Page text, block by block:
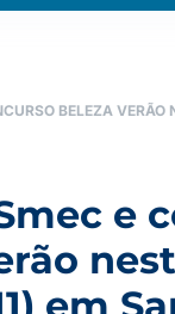
BELEZA VERÃO
e